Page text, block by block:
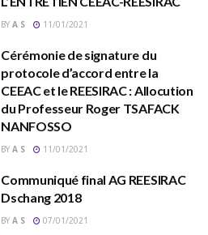
BY A S 11/01/2021
Cérémonie de signature du
protocole d’accord entre la
CEEAC et le REESIRAC : Allocution
du Professeur Roger TSAFACK
NANFOSSO
BY A S 11/01/2021
Communiqué final AG REESIRAC
Dschang 2018
BY A S 07/01/2021